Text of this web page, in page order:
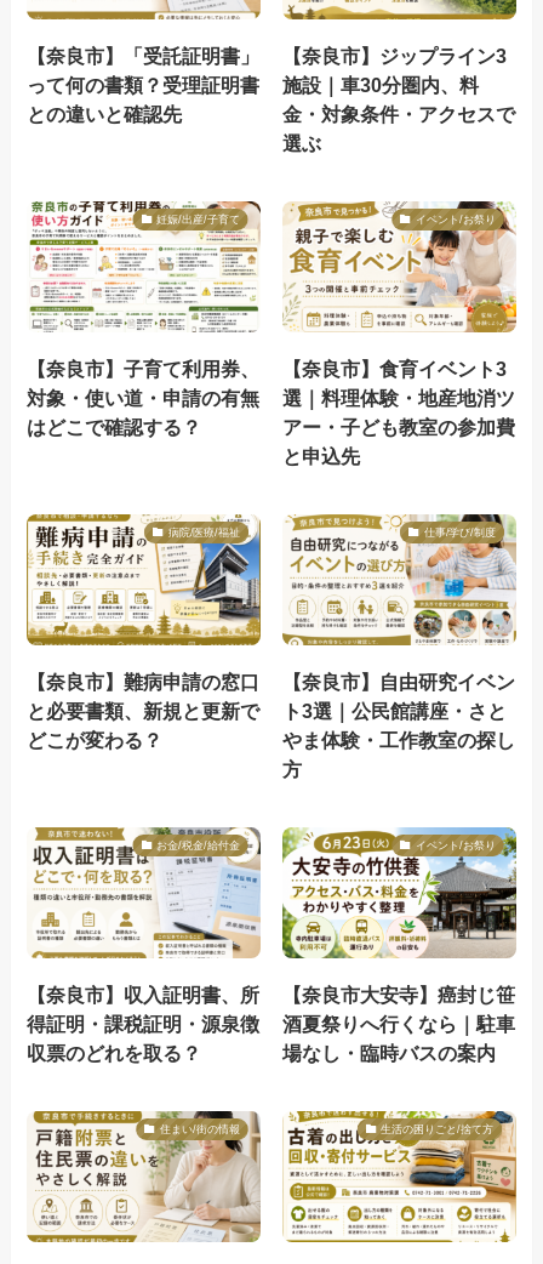
【奈良市】「受託証明書」
って何の書類？受理証明書
との違いと確認先
【奈良市】ジップライン3
施設｜車30分圏内、料
金・対象条件・アクセスで
選ぶ
妊娠/出産/子育て
【奈良市】子育て利用券、
対象・使い道・申請の有無
はどこで確認する？
イベント/お祭り
【奈良市】食育イベント3
選｜料理体験・地産地消ツ
アー・子ども教室の参加費
と申込先
病院/医療/福祉
【奈良市】難病申請の窓口
と必要書類、新規と更新で
どこが変わる？
仕事/学び/制度
【奈良市】自由研究イベン
ト3選｜公民館講座・さと
やま体験・工作教室の探し
方
お金/税金/給付金
【奈良市】収入証明書、所
得証明・課税証明・源泉徴
収票のどれを取る？
イベント/お祭り
【奈良市大安寺】癌封じ笹
酒夏祭りへ行くなら｜駐車
場なし・臨時バスの案内
住まい/街の情報 生活の困りごと/捨て方